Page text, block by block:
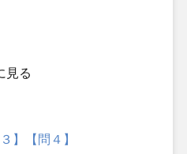
見る
】
【問４】